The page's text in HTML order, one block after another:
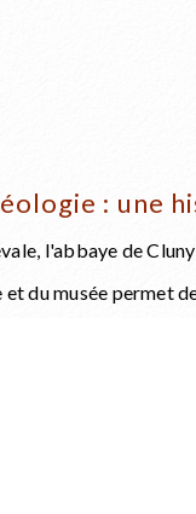
: une
l'abbaye de
du musée permet